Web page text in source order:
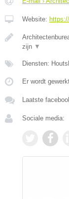
Website:
zijn ▼
Diensten:
Er wordt
Laatste
Sociale media: